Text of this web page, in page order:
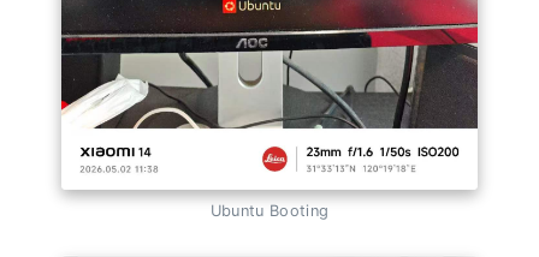
Ubuntu Booting